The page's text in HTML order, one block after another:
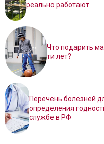
реально работают
Что подарить
ти лет?
Перечень болезней
определения
службе в РФ